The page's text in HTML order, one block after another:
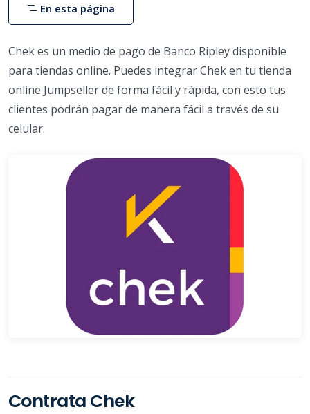
Chek es un medio de pago de Banco Ripley disponible
para tiendas online. Puedes integrar Chek en tu tienda
online Jumpseller de forma fácil y rápida, con esto tus
clientes podrán pagar de manera fácil a través de su
celular.
Contrata Chek
En esta página